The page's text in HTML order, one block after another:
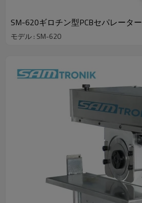
SM-620ギロチン型PCBセパレーター
モデル : SM-620